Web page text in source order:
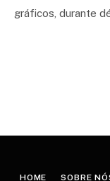
gráficos, durante
HOME SOBRE